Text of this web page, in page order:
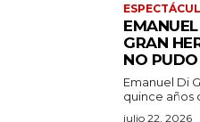
GRAN
NO
Emanuel Di
quince años
julio 22, 2026